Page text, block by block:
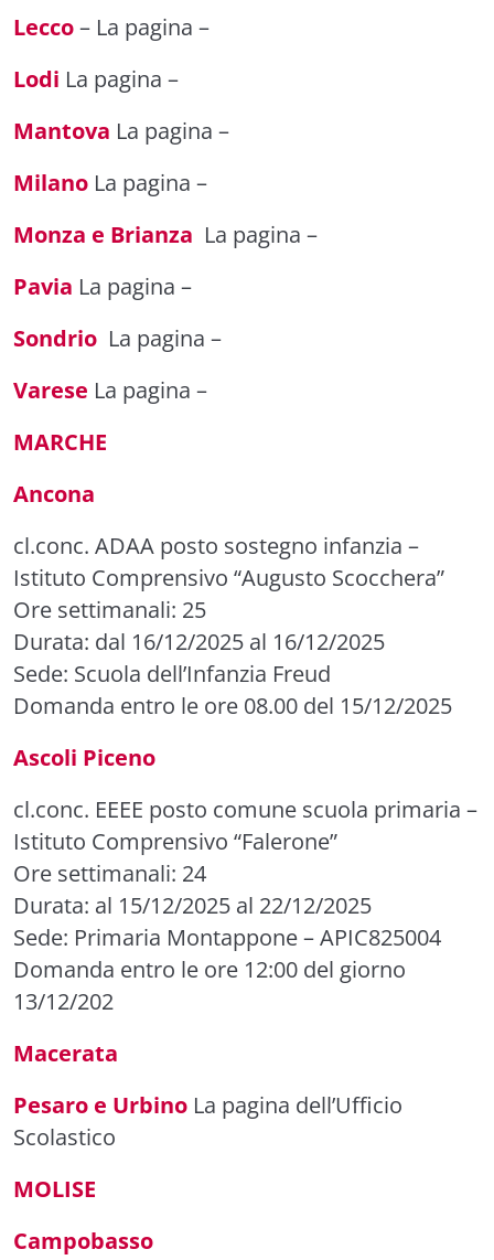
Lecco– La pagina –
Lodi La pagina –
Mantova La pagina –
Milano La pagina –
Monza e Brianza La pagina –
Pavia La pagina –
Sondrio La pagina –
Varese La pagina –
MARCHE
Ancona
cl.conc. ADAA posto sostegno infanzia –
Istituto Comprensivo “Augusto Scocchera”
Ore settimanali: 25
Durata: dal 16/12/2025 al 16/12/2025
Sede: Scuola dell’Infanzia Freud
Domanda entro le ore 08.00 del 15/12/2025
Ascoli Piceno
cl.conc. EEEE posto comune scuola primaria –
Istituto Comprensivo “Falerone”
Ore settimanali: 24
Durata: al 15/12/2025 al 22/12/2025
Sede: Primaria Montappone – APIC825004
Domanda entro le ore 12:00 del giorno
13/12/202
Macerata
Pesaro e Urbino La pagina dell’Ufficio
Scolastico
MOLISE
Campobasso